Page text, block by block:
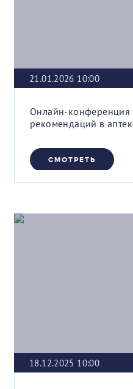
21.01.2026 10:00
Онлайн-конференция
рекомендаций в
СМОТРЕТЬ
18.12.2025 10:00